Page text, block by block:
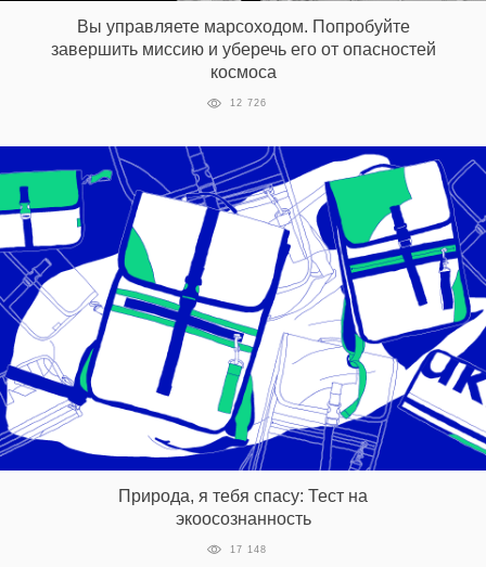
Вы управляете марсоходом. Попробуйте
завершить миссию и уберечь его от опасностей
космоса
12 726
Природа, я тебя спасу: Тест на
экоосознанность
17 148